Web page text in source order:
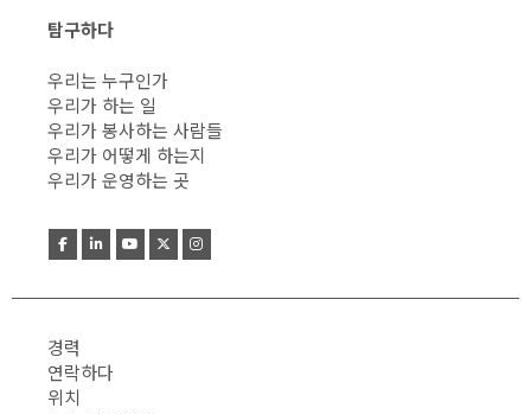
탐구하다
우리는 누구인가
우리가 하는 일
우리가 봉사하는 사람들
우리가 어떻게 하는지
우리가 운영하는 곳
경력
연락하다
위치